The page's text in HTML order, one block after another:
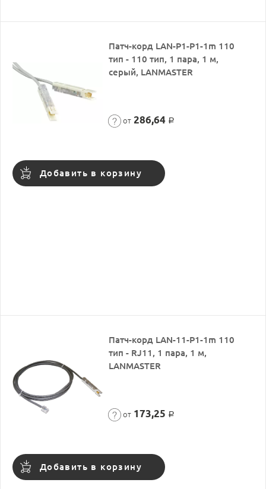
Патч-корд LAN-P1-P1-1m 110
тип - 110 тип, 1 пара, 1 м,
серый, LANMASTER
от 286,64 Р
Добавить в корзину
Патч-корд LAN-11-P1-1m 110
тип - RJ11, 1 пара, 1 м,
LANMASTER
от 173,25 Р
Добавить в корзину